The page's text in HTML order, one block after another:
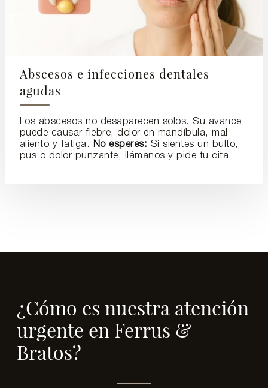
Abscesos e infecciones dentales
agudas
Los abscesos no desaparecen solos. Su avance
puede causar fiebre, dolor en mandíbula, mal
aliento y fatiga.
No esperes: Si sientes un bulto,
pus o dolor punzante, llámanos y pide tu cita.
¿Cómo es nuestra atención
urgente en Ferrus &
Bratos?